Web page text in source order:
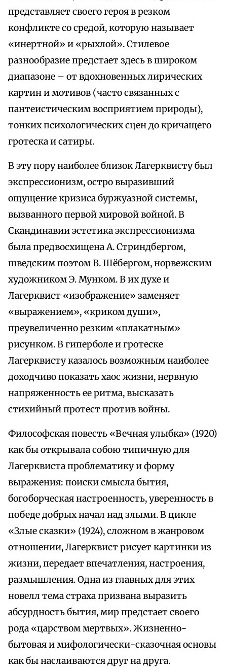
представляет своего героя в резком
конфликте со средой, которую называет
«инертной» и «рыхлой». Стилевое
разнообразие предстает здесь в широком
диапазоне – от вдохновенных лирических
картин и мотивов (часто связанных с
пантеистическим восприятием природы),
тонких психологических сцен до кричащего
гротеска и сатиры.
В эту пору наиболее близок Лагерквисту был
экспрессионизм, остро выразивший
ощущение кризиса буржуазной системы,
вызванного первой мировой войной. В
Скандинавии эстетика экспрессионизма
была предвосхищена А. Стриндбергом,
шведским поэтом В. Шёбергом, норвежским
художником Э. Мунком. В их духе и
Лагерквист «изображение» заменяет
«выражением», «криком души»,
преувеличенно резким «плакатным»
рисунком. В гиперболе и гротеске
Лагерквисту казалось возможным наиболее
доходчиво показать хаос жизни, нервную
напряженность ее ритма, высказать
стихийный протест против войны.
Философская повесть «Вечная улыбка» (1920)
как бы открывала собою типичную для
Лагерквиста проблематику и форму
выражения: поиски смысла бытия,
богоборческая настроенность, уверенность в
победе добрых начал над злыми. В цикле
«Злые сказки» (1924), сложном в жанровом
отношении, Лагерквист рисует картинки из
жизни, передает впечатления, настроения,
размышления. Одна из главных для этих
новелл тема страха призвана выразить
абсурдность бытия, мир предстает своего
рода «царством мертвых». Жизненно-
бытовая и мифологически-сказочная основы
как бы наслаиваются друг на друга.